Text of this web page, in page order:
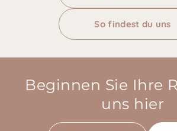
So findest du uns
Beginnen Sie Ihre
uns hier